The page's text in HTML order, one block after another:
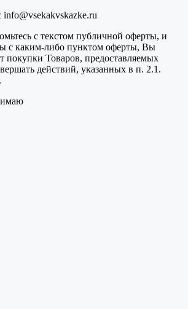
с текстом публичной оферты, и
с каким-либо пунктом оферты, Вы
покупки Товаров, предоставляемых
действий, указанных в п. 2.1.